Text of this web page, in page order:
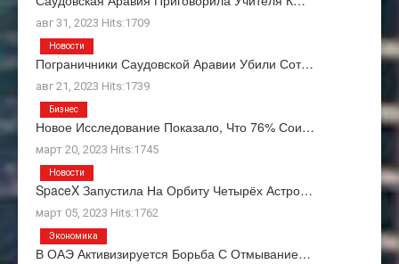
авг 31, 2023 Hits:1709
Пограничники Саудовской Аравии Убили Сот…
авг 21, 2023 Hits:1739
Новости
Новое Исследование Показало, Что 76% Сои…
март 20, 2023 Hits:1745
Бизнес
SpaceX Запустила На Орбиту Четырёх Астро…
март 05, 2023 Hits:1762
Новости
В ОАЭ Активизируется Борьба С Отмывание…
Экономика